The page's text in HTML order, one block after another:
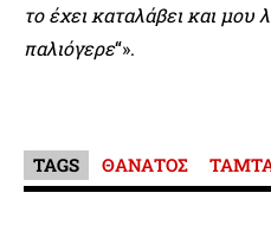
το έχει καταλάβει και μου
παλιόγερε“».
TAGS ΘΑΝΑΤΟΣ